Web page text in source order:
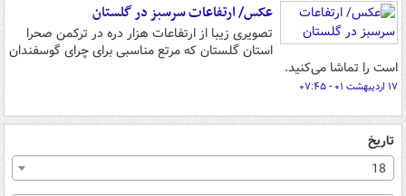
عکس/ ارتفاعات سرسبز در گلستان
تصویری زیبا از ارتفاعات هزار دره در ترکمن صحرا
استان گلستان که مرتع مناسبی برای چرای گوسفندان
است را تماشا می‌کنید.
۱۷ اردیبهشت ۰۱ - ۰۷:۴۵
تاریخ
18